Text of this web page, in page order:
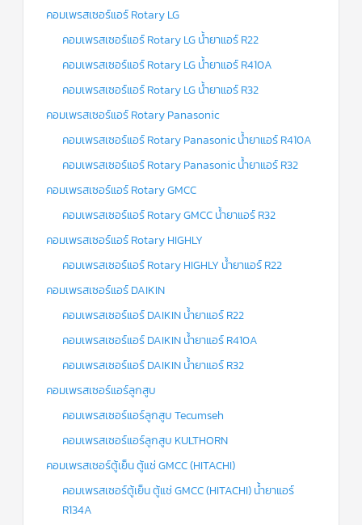
คอมเพรสเซอร์แอร์ Rotary LG
คอมเพรสเซอร์แอร์ Rotary LG น้ำยาแอร์ R22
คอมเพรสเซอร์แอร์ Rotary LG น้ำยาแอร์ R410A
คอมเพรสเซอร์แอร์ Rotary LG น้ำยาแอร์ R32
คอมเพรสเซอร์แอร์ Rotary Panasonic
คอมเพรสเซอร์แอร์ Rotary Panasonic น้ำยาแอร์ R410A
คอมเพรสเซอร์แอร์ Rotary Panasonic น้ำยาแอร์ R32
คอมเพรสเซอร์แอร์ Rotary GMCC
คอมเพรสเซอร์แอร์ Rotary GMCC น้ำยาแอร์ R32
คอมเพรสเซอร์แอร์ Rotary HIGHLY
คอมเพรสเซอร์แอร์ Rotary HIGHLY น้ำยาแอร์ R22
คอมเพรสเซอร์แอร์ DAIKIN
คอมเพรสเซอร์แอร์ DAIKIN น้ำยาแอร์ R22
คอมเพรสเซอร์แอร์ DAIKIN น้ำยาแอร์ R410A
คอมเพรสเซอร์แอร์ DAIKIN น้ำยาแอร์ R32
คอมเพรสเซอร์แอร์ลูกสูบ
คอมเพรสเซอร์แอร์ลูกสูบ Tecumseh
คอมเพรสเซอร์แอร์ลูกสูบ KULTHORN
คอมเพรสเซอร์ตู้เย็น ตู้แช่ GMCC (HITACHI)
คอมเพรสเซอร์ตู้เย็น ตู้แช่ GMCC (HITACHI) น้ำยาแอร์
R134A